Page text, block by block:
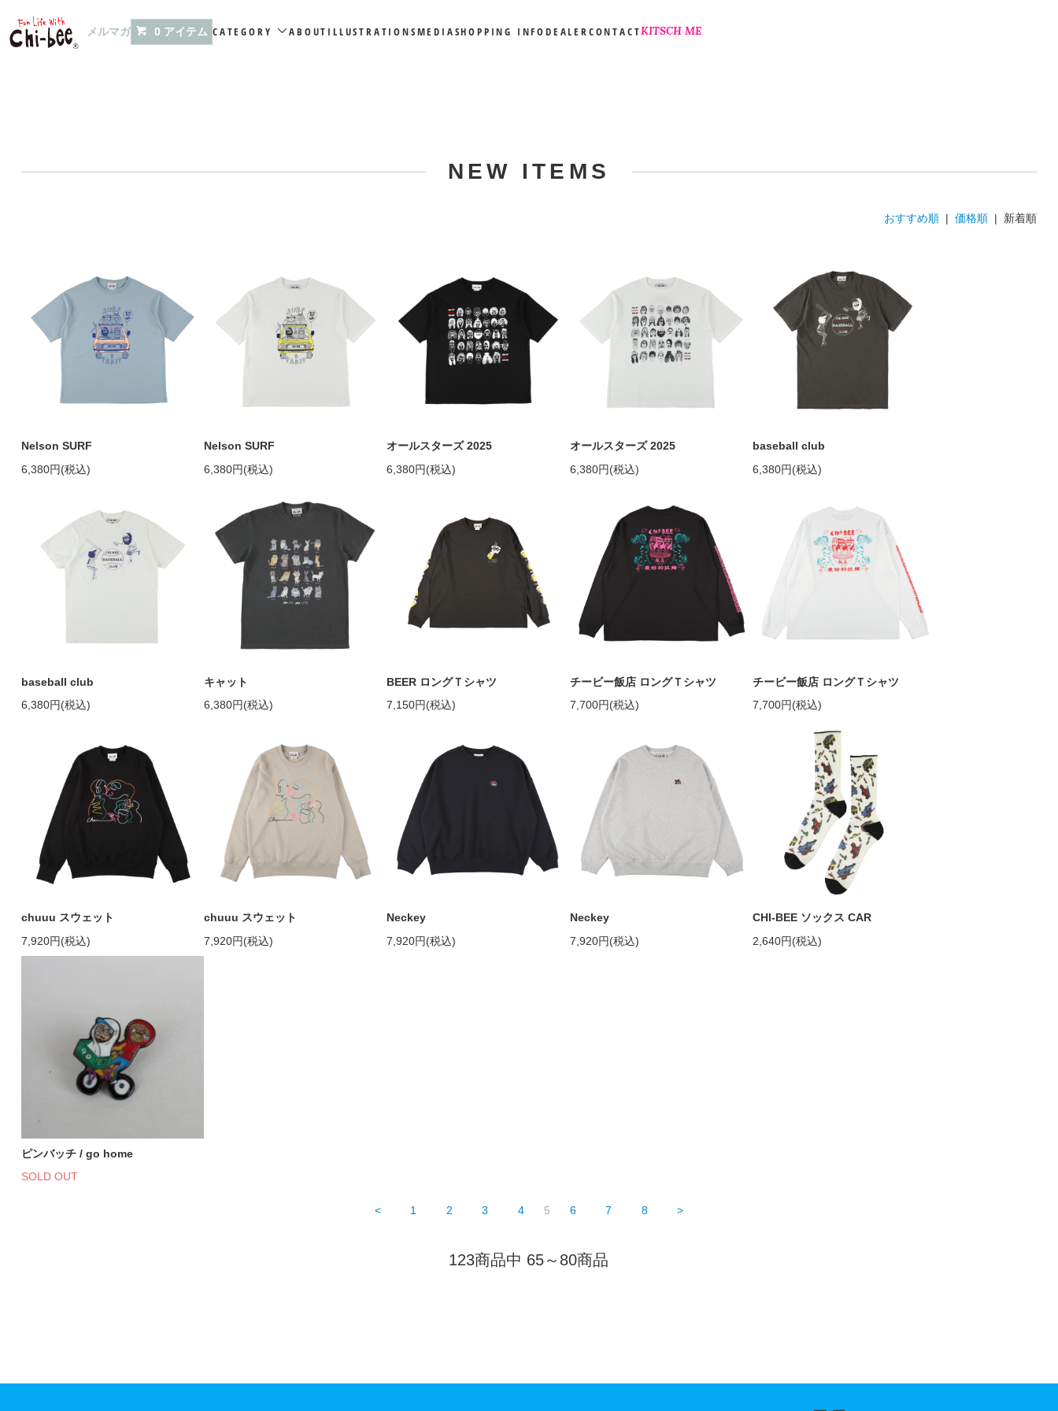
メルマガ 0 アイテム CATEGORY ABOUT ILLUSTRATIONSMEDIASHOPPING INFODEALERCONTACTKITSCH ME
NEW ITEMS
おすすめ順 |価格順 | 新着順
Nelson SURF
6,380円(税込)
Nelson SURF
6,380円(税込)
オールスターズ 2025
6,380円(税込)
オールスターズ 2025
6,380円(税込)
baseball club
6,380円(税込)
baseball club
6,380円(税込)
キャット
6,380円(税込)
BEER ロングＴシャツ
7,150円(税込)
チービー飯店 ロングＴシャツ
7,700円(税込)
チービー飯店 ロングＴシャツ
7,700円(税込)
chuuu スウェット
7,920円(税込)
chuuu スウェット
7,920円(税込)
Neckey
7,920円(税込)
Neckey
7,920円(税込)
CHI-BEE ソックス CAR
2,640円(税込)
ピンバッチ / go home
SOLD OUT
< 1 2 3 4 5 6 7 8 >
123商品中 65～80商品